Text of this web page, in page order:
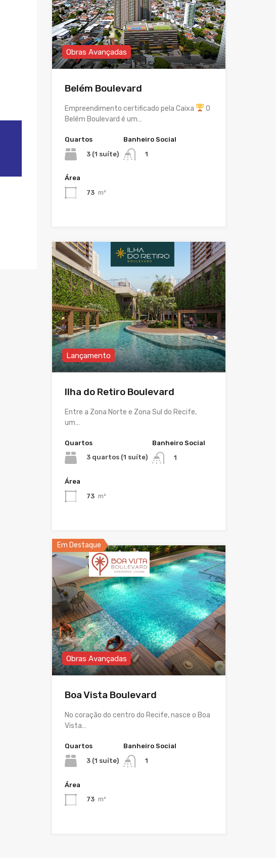
Obras Avançadas
Belém Boulevard
Empreendimento certificado pela Caixa
O
Belém Boulevard é um…
Quartos
3 (1 suíte)
Banheiro Social
1
Área
73 m²
Lançamento
Ilha do Retiro Boulevard
Entre a Zona Norte e Zona Sul do Recife,
um…
Quartos
3 quartos (1 suíte)
Banheiro Social
1
Área
73 m²
Em Destaque
Obras Avançadas
Boa Vista Boulevard
No coração do centro do Recife, nasce o Boa
Vista…
Quartos
3 (1 suíte)
Banheiro Social
1
Área
73 m²